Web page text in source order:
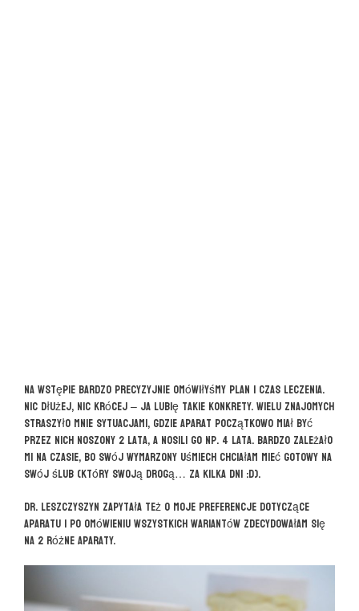
Na wstępie bardzo precyzyjnie omówiłyśmy plan i czas leczenia.
Nic dłużej, nic krócej – ja lubię takie konkrety. Wielu znajomych
straszyło mnie sytuacjami, gdzie aparat początkowo miał być
przez nich noszony 2 lata, a nosili go np. 4 lata. Bardzo zależało
mi na czasie, bo swój wymarzony uśmiech chciałam mieć gotowy na
swój ślub (który swoją drogą… za kilka dni :D).
Dr. Leszczyszyn zapytała też o moje preferencje dotyczące
aparatu i po omówieniu wszystkich wariantów zdecydowałam się
na 2 różne aparaty.